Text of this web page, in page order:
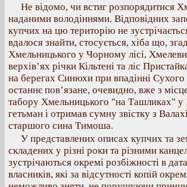
Не відомо, чи встиг розпорядитися
наданими володіннями. Відповідних
купчих на цю територію не
вдалося знайти, стосується, хіба що,
Хмельницького у Чорному лісі,
верхів’ях річки Кільтені та ліс
на берегах Синюхи при впадінні
останнє пов’язане, очевидно, вже з
табору Хмельницького "на Ташликах" у
гетьман і отримав сумну звістку з
старшого сина Тимоша.
У представлених описах купчих та
складених у різні роки та різними
зустрічаються окремі розбіжності в
власників, які за відсутності копій